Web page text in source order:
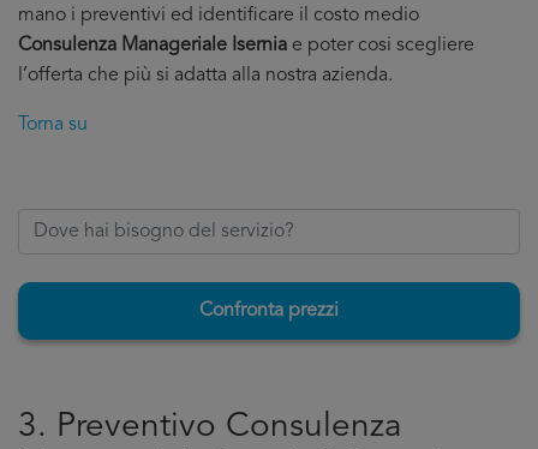
mano i preventivi ed identificare il costo medio
Consulenza Manageriale Isernia e poter cosi scegliere
l’offerta che più si adatta alla nostra azienda.
Torna su
Confronta prezzi
3. Preventivo Consulenza